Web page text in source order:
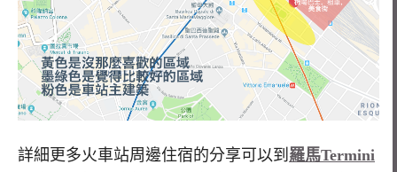
詳細更多火車站周邊住宿的分享可以到 羅馬Termini